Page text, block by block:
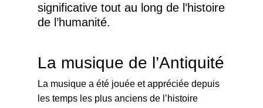
significative tout au long de l’histoire
de l’humanité.
La musique de l’Antiquité
La musique a été jouée et appréciée depuis
les temps les plus anciens de l’histoire